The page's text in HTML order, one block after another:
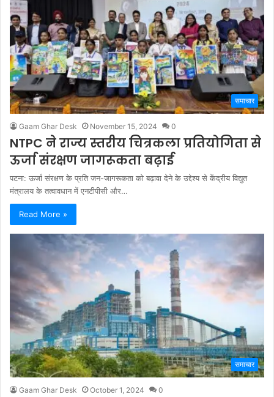
समाचार
Gaam Ghar Desk November 15, 2024 0
NTPC ने राज्य स्तरीय चित्रकला प्रतियोगिता से
ऊर्जा संरक्षण जागरूकता बढ़ाई
पटना: ऊर्जा संरक्षण के प्रति जन-जागरूकता को बढ़ावा देने के उद्देश्य से केंद्रीय विद्युत
मंत्रालय के तत्वावधान में एनटीपीसी और…
Read More »
समाचार
Gaam Ghar Desk October 1, 2024 0